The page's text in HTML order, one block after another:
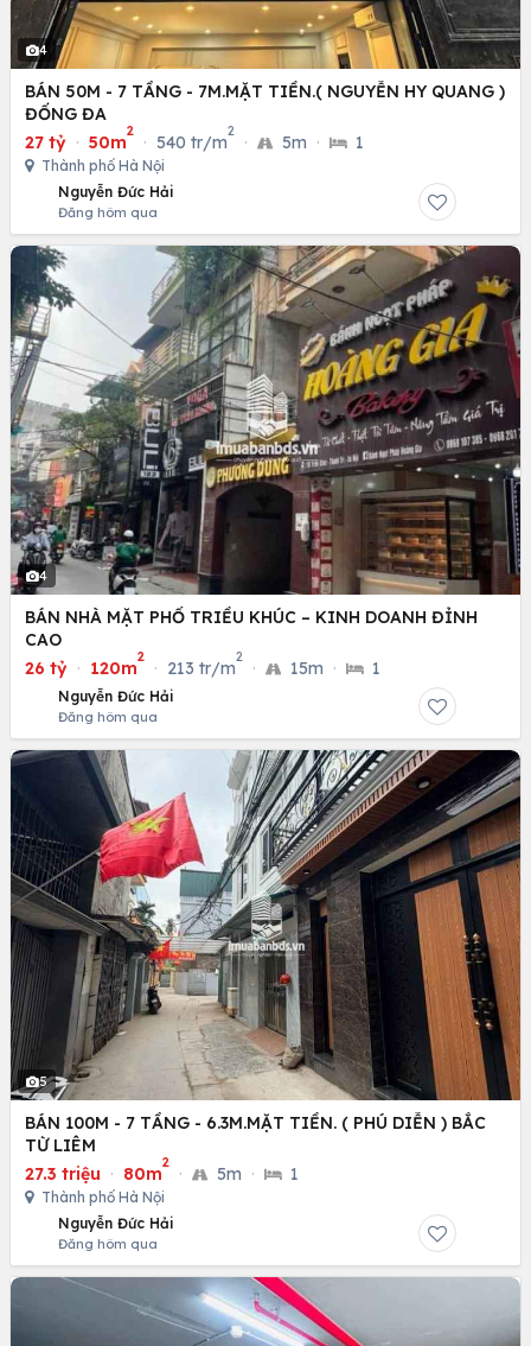
4
BÁN 50M - 7 TẦNG - 7M.MẶT TIỀN.( NGUYỄN HY QUANG )
ĐỐNG ĐA
27 tỷ · 50m
2
· 540 tr/m
2
· 5m · 1
Thành phố Hà Nội
Nguyễn Đức Hải
Đăng hôm qua
4
BÁN NHÀ MẶT PHỐ TRIỀU KHÚC – KINH DOANH ĐỈNH
CAO
26 tỷ · 120m
2
· 213 tr/m
2
· 15m · 1
Nguyễn Đức Hải
Đăng hôm qua
5
BÁN 100M - 7 TẦNG - 6.3M.MẶT TIỀN. ( PHÚ DIỄN ) BẮC
TỪ LIÊM
27.3 triệu · 80m
2
· 5m · 1
Thành phố Hà Nội
Nguyễn Đức Hải
Đăng hôm qua